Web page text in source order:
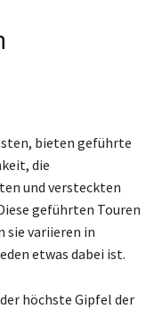
bieten geführte
die
und versteckten
geführten Touren
sie variieren in
etwas dabei ist.
höchste Gipfel der